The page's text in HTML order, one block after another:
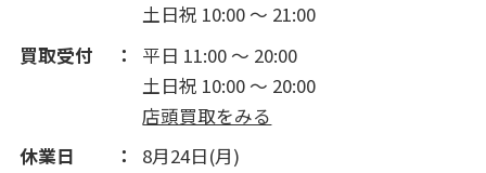
土日祝 10:00 ～ 21:00
買取受付
平日 11:00 ～ 20:00
土日祝 10:00 ～ 20:00
店頭買取をみる
休業日
8月24日(月)